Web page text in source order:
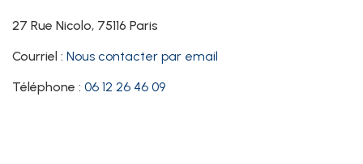
27 Rue Nicolo, 75116 Paris
Courriel : Nous contacter par email
Téléphone : 06 12 26 46 09